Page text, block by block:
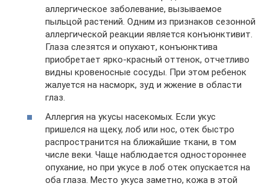
аллергическое заболевание, вызываемое
пыльцой растений. Одним из признаков сезонной
аллергической реакции является конъюнктивит.
Глаза слезятся и опухают, конъюнктива
приобретает ярко-красный оттенок, отчетливо
видны кровеносные сосуды. При этом ребенок
жалуется на насморк, зуд и жжение в области
глаз.
Аллергия на укусы насекомых. Если укус
пришелся на щеку, лоб или нос, отек быстро
распространится на ближайшие ткани, в том
числе веки. Чаще наблюдается одностороннее
опухание, но при укусе в лоб отек опускается на
оба глаза. Место укуса заметно, кожа в этой